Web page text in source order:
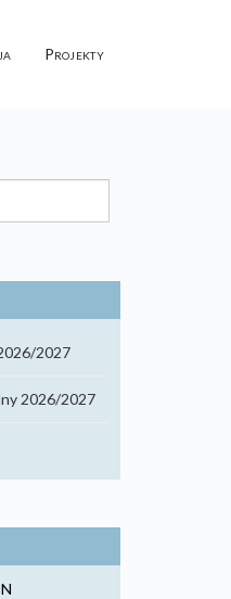
Projekty
2027
2026/2027